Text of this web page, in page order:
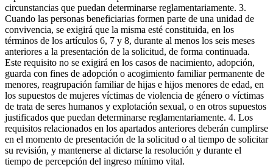
circunstancias que puedan determinarse reglamentariamente. 3.
Cuando las personas beneficiarias formen parte de una unidad de
convivencia, se exigirá que la misma esté constituida, en los
términos de los artículos 6, 7 y 8, durante al menos los seis meses
anteriores a la presentación de la solicitud, de forma continuada.
Este requisito no se exigirá en los casos de nacimiento, adopción,
guarda con fines de adopción o acogimiento familiar permanente de
menores, reagrupación familiar de hijas e hijos menores de edad, en
los supuestos de mujeres víctimas de violencia de género o víctimas
de trata de seres humanos y explotación sexual, o en otros supuestos
justificados que puedan determinarse reglamentariamente. 4. Los
requisitos relacionados en los apartados anteriores deberán cumplirse
en el momento de presentación de la solicitud o al tiempo de solicitar
su revisión, y mantenerse al dictarse la resolución y durante el
tiempo de percepción del ingreso mínimo vital.